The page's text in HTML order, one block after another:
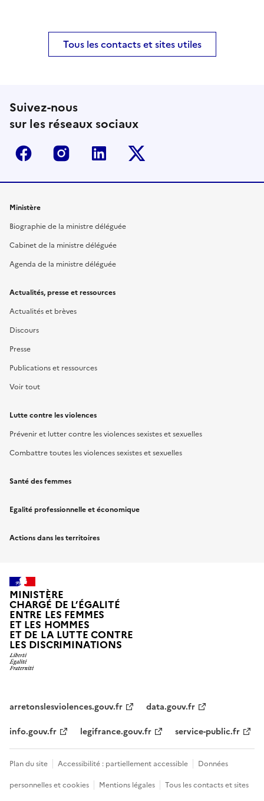
Tous les contacts et sites utiles
Suivez-nous
sur les réseaux sociaux
Facebook InstagramLinkedin
Ministère
Biographie de la ministre déléguée
Cabinet de la ministre déléguée
Agenda de la ministre déléguée
Actualités, presse et ressources
Actualités et brèves
Discours
Presse
Publications et ressources
Voir tout
Lutte contre les violences
Prévenir et lutter contre les violences sexistes et sexuelles
Combattre toutes les violences sexistes et sexuelles
Santé des femmes
Egalité professionnelle et économique
Actions dans les territoires
MINISTÈRE
CHARGÉ DE L’ÉGALITÉ
ENTRE LES FEMMES
ET LES HOMMES
ET DE LA LUTTE CONTRE
LES DISCRIMINATIONS
arretonslesviolences.gouv.fr
data.gouv.fr
info.gouv.fr
legifrance.gouv.fr service-public.fr
Plan du site Accessibilité : partiellement accessible
Données
personnelles et cookies
Mentions légales
Tous les contacts et sites